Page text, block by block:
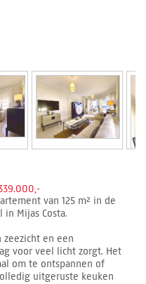
339.000,-
van 125 m² in de
Mijas Costa.
en een
voor veel licht zorgt. Het
om te ontspannen of
uitgeruste keuken